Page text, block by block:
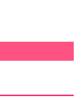
QUẬN 3 (BH-17) số lượng